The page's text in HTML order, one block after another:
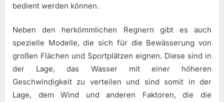
bedient werden können.
Neben den herkömmlichen Regnern gibt es auch
spezielle Modelle, die sich für die Bewässerung von
großen Flächen und Sportplätzen eignen. Diese sind in
der Lage, das Wasser mit einer höheren
Geschwindigkeit zu verteilen und sind somit in der
Lage, dem Wind und anderen Faktoren, die die